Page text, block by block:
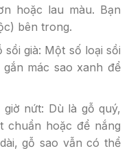
hoặc lau màu. Bạn
bên trong.
già: Một số loại sồi
mác sao xanh để
nứt: Dù là gỗ quý,
chuẩn hoặc để nắng
gỗ sao vẫn có thể